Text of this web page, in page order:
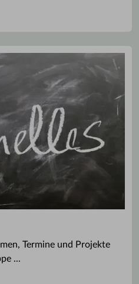
Termine und Projekte
...